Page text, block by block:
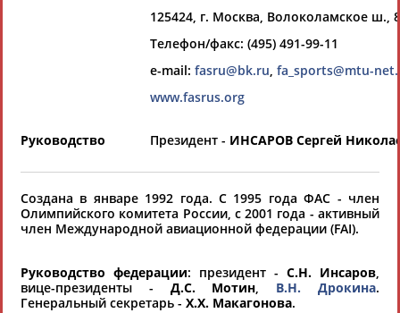
сутки:
Выберите другой тип организаций
Вид спорта
Выберите из списка
125424, г. Москва, Волоколамское ш.,
Телефон/факс: (495) 491-99-11
e-mail: fasru@bk.ru, fa_sports@mtu-
www.fasrus.org
Руководство Президент - ИНСАРОВ Сергей
Создана в январе 1992 года. С 1995 года ФАС - член
Олимпийского комитета России, с 2001 года - активный
член Международной авиационной федерации (FAI).
Руководство федерации: президент - С.Н. Инсаров,
вице-президенты - Д.С. Мотин, В.Н. Дрокина.
Генеральный секретарь - Х.Х. Макагонова.